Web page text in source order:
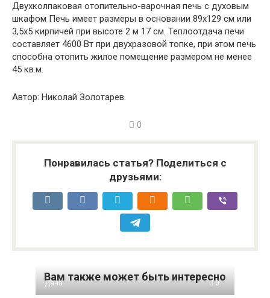
Двухколпаковая отопительно-варочная печь с духовым
шкафом Печь имеет размеры в основании 89х129 см или
3,5х5 кирпичей при высоте 2 м 17 см. Теплоотдача печи
составляет 4600 Вт при двухразовой топке, при этом печь
способна отопить жилое помещение размером не менее
45 кв.м.
Автор: Николай Золотарев.
0
Понравилась статья? Поделиться с
друзьями:
Вам также может быть интересно
Дача 0